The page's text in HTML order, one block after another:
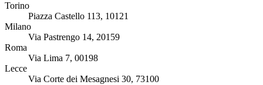
Torino
Piazza Castello 113, 10121
Milano
Via Pastrengo 14, 20159
Roma
Via Lima 7, 00198
Lecce
Via Corte dei Mesagnesi 30, 73100